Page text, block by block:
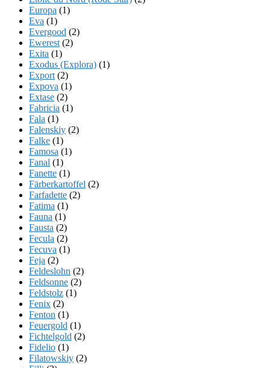
Europa (1)
Eva (1)
Evergood (2)
Ewerest (2)
Exita (1)
Exodus (Explora) (1)
Export (2)
Expova (1)
Extase (2)
Fabricia (1)
Fala (1)
Falenskiy (2)
Falke (1)
Famosa (1)
Fanal (1)
Fanette (1)
Färberkartoffel (2)
Farfadette (2)
Fatima (1)
Fauna (1)
Fausta (2)
Fecula (2)
Fecuva (1)
Feja (2)
Feldeslohn (2)
Feldsonne (2)
Feldstolz (1)
Fenix (2)
Fenton (1)
Feuergold (1)
Fichtelgold (2)
Fidelio (1)
Filatowskiy (2)